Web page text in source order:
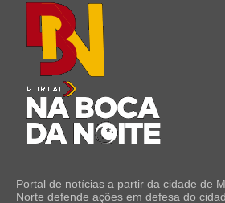
Portal de notícias a partir da cidade de
Norte defende ações em defesa do